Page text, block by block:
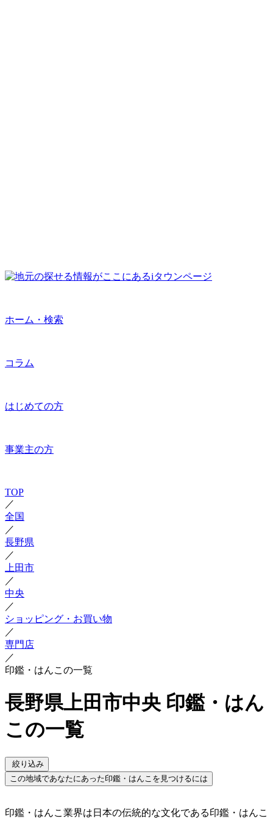
ホーム・検索
コラム
はじめての方
事業主の方
TOP
／
全国
／
長野県
／
上田市
／
中央
／
ショッピング・お買い物
／
専門店
／
印鑑・はんこの一覧
長野県上田市中央 印鑑・はん
この一覧
絞り込み
この地域であなたにあった印鑑・はんこを見つけるには
印鑑・はんこ業界は日本の伝統的な文化である印鑑・はんこ